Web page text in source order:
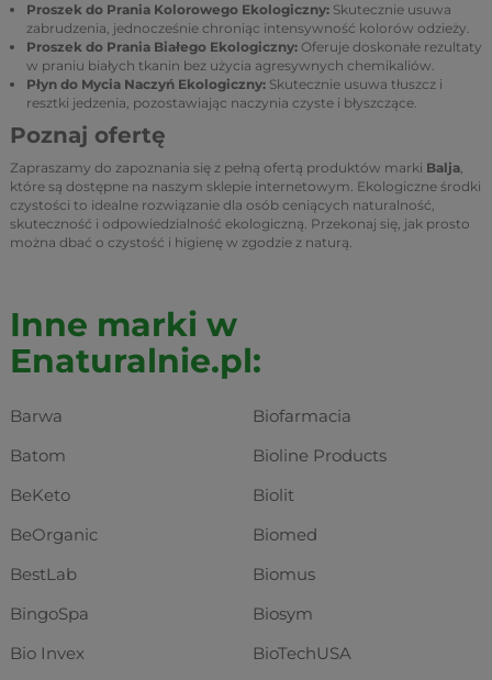
Proszek do Prania Kolorowego Ekologiczny: Skutecznie usuwa
zabrudzenia, jednocześnie chroniąc intensywność kolorów odzieży.
Proszek do Prania Białego Ekologiczny: Oferuje doskonałe rezultaty
w praniu białych tkanin bez użycia agresywnych chemikaliów.
Płyn do Mycia Naczyń Ekologiczny: Skutecznie usuwa tłuszcz i
resztki jedzenia, pozostawiając naczynia czyste i błyszczące.
Poznaj ofertę
Zapraszamy do zapoznania się z pełną ofertą produktów marki Balja,
które są dostępne na naszym sklepie internetowym. Ekologiczne środki
czystości to idealne rozwiązanie dla osób ceniących naturalność,
skuteczność i odpowiedzialność ekologiczną. Przekonaj się, jak prosto
można dbać o czystość i higienę w zgodzie z naturą.
Inne marki w
Enaturalnie.pl:
Barwa
Batom
BeKeto
BeOrganic
BestLab
BingoSpa
Bio Invex
Biofarmacia
Bioline Products
Biolit
Biomed
Biomus
Biosym
BioTechUSA